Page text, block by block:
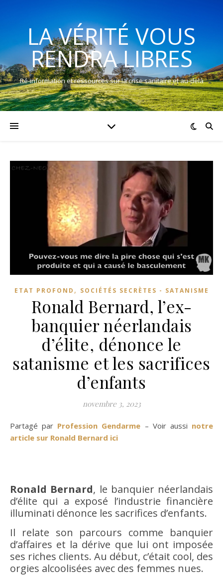
LA VÉRITÉ VOUS
RENDRA LIBRES
Ré-information et ressources sur la crise sanitaire et au-delà
ETAT PROFOND , SOCIÉTÉS SECRÈTES - SATANISME
Ronald Bernard, l’ex-
banquier néerlandais
d’élite, dénonce le
satanisme et les sacrifices
d’enfants
novembre 3, 2023
Partagé par Profession Gendarme – Voir aussi notre
article sur Ronald Bernard ici
Ronald Bernard, le banquier néerlandais
d’élite qui a exposé l’industrie financière
illuminati dénonce les sacrifices d’enfants.
Il relate son parcours comme banquier
d’affaires et la dérive que lui ont imposée
ses riches clients. Au début, c’était cool, des
orgies alcoolisées avec des femmes nues.